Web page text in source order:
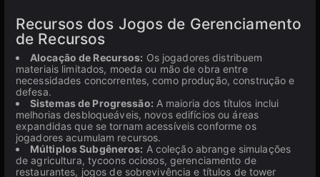
Recursos dos Jogos de Gerenciamento
de Recursos
Alocação de Recursos: Os jogadores distribuem
materiais limitados, moeda ou mão de obra entre
necessidades concorrentes, como produção, construção e
defesa.
Sistemas de Progressão: A maioria dos títulos inclui
melhorias desbloqueáveis, novos edifícios ou áreas
expandidas que se tornam acessíveis conforme os
jogadores acumulam recursos.
Múltiplos Subgêneros: A coleção abrange simulações
de agricultura, tycoons ociosos, gerenciamento de
restaurantes, jogos de sobrevivência e títulos de tower